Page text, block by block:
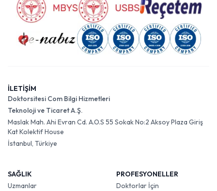
İLETİŞİM
Doktorsitesi Com Bilgi Hizmetleri
Teknoloji ve Ticaret A.Ş.
Maslak Mah. Ahi Evran Cd. A.O.S 55 Sokak No:2 Aksoy Plaza Giriş
Kat Kolektif House
İstanbul, Türkiye
SAĞLIK
Uzmanlar
PROFESYONELLER
Doktorlar İçin